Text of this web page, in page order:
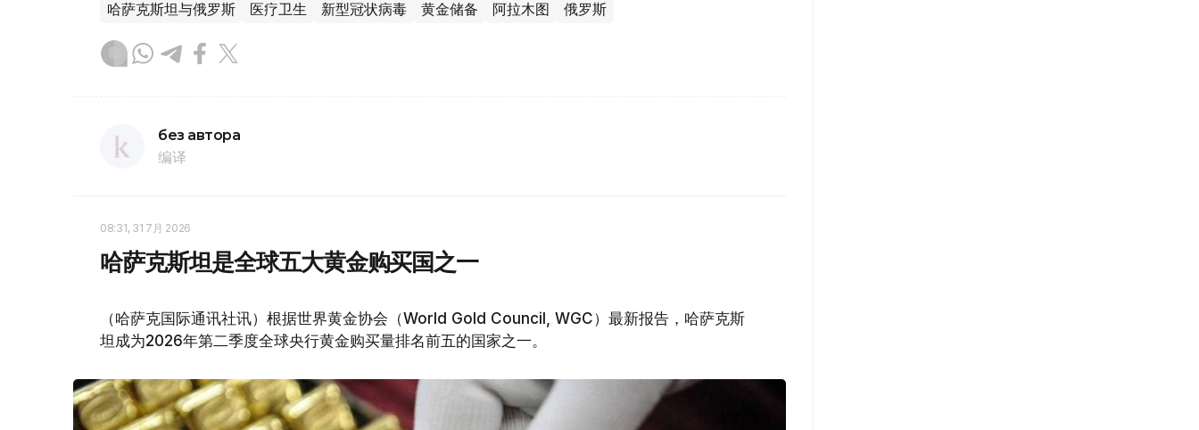
哈萨克斯坦与俄罗斯 医疗卫生 新型冠状病毒 黄金储备 阿拉木图 俄罗斯
без автора
编译
08:31, 31 7月 2026
哈萨克斯坦是全球五大黄金购买国之一
（哈萨克国际通讯社讯）根据世界黄金协会（World Gold Council, WGC）最新报告，哈萨克斯
坦成为2026年第二季度全球央行黄金购买量排名前五的国家之一。